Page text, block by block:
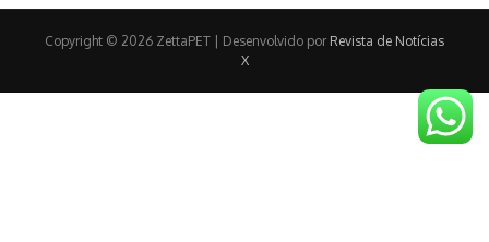
Copyright © 2026 ZettaPET | Desenvolvido por Revista de Notícias
X